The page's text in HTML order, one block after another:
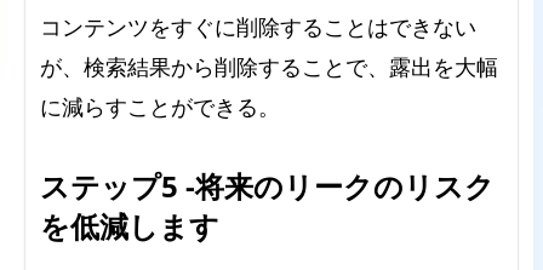
コンテンツをすぐに削除することはできない
が、検索結果から削除することで、露出を大幅
に減らすことができる。
ステップ5 -将来のリークのリスク
を低減します